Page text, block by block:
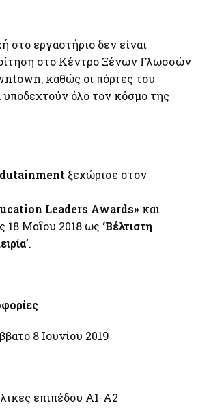
στο εργαστήριο δεν είναι
στο Κέντρο Ξένων Γλωσσών
καθώς οι πόρτες του
υποδεχτούν όλο τον κόσμο της
ξεχώρισε στον
Leaders Awards» και
18 Μαΐου 2018 ως ‘Βέλτιστη
.
8 Ιουνίου 2019
επιπέδου Α1-Α2